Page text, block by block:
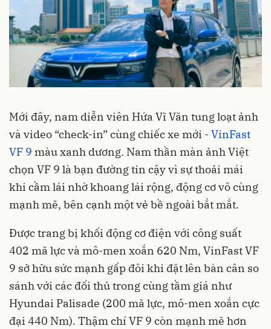
Mới đây, nam diễn viên Hứa Vĩ Văn tung loạt ảnh
và video “check-in” cùng chiếc xe mới - VinFast
VF 9 màu xanh dương. Nam thần màn ảnh Việt
chọn VF 9 là bạn đường tin cậy vì sự thoải mái
khi cầm lái nhờ khoang lái rộng, động cơ vô cùng
mạnh mẽ, bên cạnh một vẻ bề ngoài bắt mắt.
Được trang bị khối động cơ điện với công suất
402 mã lực và mô-men xoắn 620 Nm, VinFast VF
9 sở hữu sức mạnh gấp đôi khi đặt lên bàn cân so
sánh với các đối thủ trong cùng tầm giá như
Hyundai Palisade (200 mã lực, mô-men xoắn cực
đại 440 Nm). Thậm chí VF 9 còn mạnh mẽ hơn